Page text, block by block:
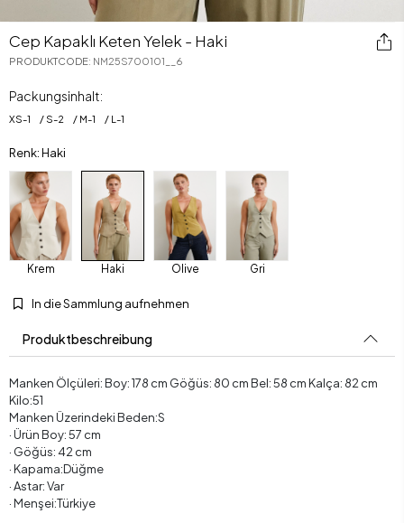
Cep Kapaklı Keten Yelek - Haki
PRODUKTCODE: NM25S700101__6
Packungsinhalt:
XS-1 S-2 M-1 L -1
Renk: Haki
Krem Haki Olive Gri
In die Sammlung aufnehmen
Produktbeschreibung
Manken Ölçüleri: Boy: 178 cm Göğüs: 80 cm Bel: 58 cm Kalça: 82 cm
Kilo:51
Manken Üzerindeki Beden:S
· Ürün Boy: 57 cm
· Göğüs: 42 cm
· Kapama:Düğme
· Astar: Var
· Menşei:Türkiye